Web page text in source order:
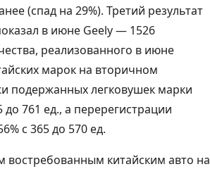
(спад на 29%). Третий результат
в июне Geely — 1526
реализованного в июне
марок на вторичном
подержанных легковушек марки
761 ед., а перерегистрации
с 365 до 570 ед.
востребованным китайским авто на